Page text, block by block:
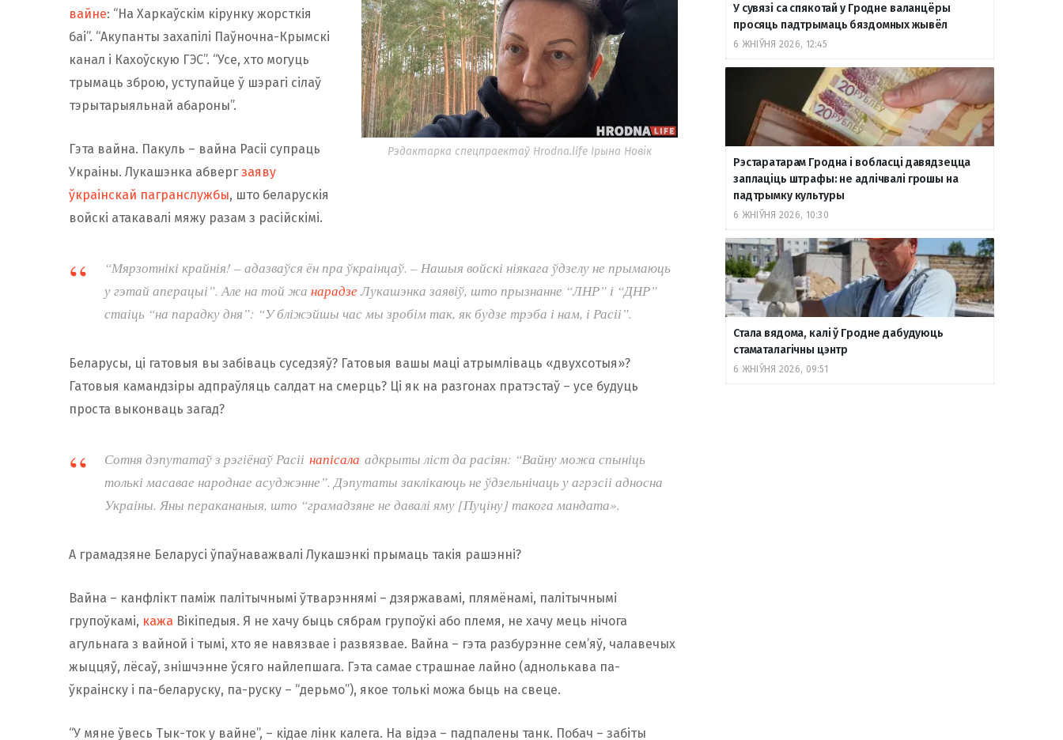
Рэдактарка спецпраектаў Hrodna.life Ірына Новік
вайне: “На Харкаўскім кірунку жорсткія
баі”. “Акупанты захапілі Паўночна-Крымскі
канал і Кахоўскую ГЭС”. “Усе, хто могуць
трымаць зброю, уступайце ў шэрагі сілаў
тэрытарыяльнай абароны”.
Гэта вайна. Пакуль – вайна Расіі супраць
Украіны. Лукашэнка абвергзаяву
ўкраінскай пагранслужбы, што беларускія
войскі атакавалі мяжу разам з расійскімі.
“Мярзотнікі крайнія! – адазваўся ён пра ўкраінцаў. – Нашыя войскі ніякага ўдзелу не прымаюць
у гэтай аперацыі”. Але на той жа нарадзеЛукашэнка заявіў, што прызнанне “ЛНР” і “ДНР”
стаіць “на парадку дня”: “У бліжэйшы час мы зробім так, як будзе трэба і нам, і Расіі”.
Беларусы, ці гатовыя вы забіваць суседзяў? Гатовыя вашы маці атрымліваць «двухсотыя»?
Гатовыя камандзіры адпраўляць салдат на смерць? Ці як на разгонах пратэстаў – усе будуць
проста выконваць загад?
Сотня дэпутатаў з рэгіёнаў Расіі напісала адкрыты ліст да расіян: “Вайну можа спыніць
толькі масавае народнае асуджэнне”. Дэпутаты заклікаюць не ўдзельнічаць у агрэсіі адносна
Украіны. Яны перакананыя, што “грамадзяне не давалі яму [Пуціну] такога мандата».
А грамадзяне Беларусі ўпаўнаважвалі Лукашэнкі прымаць такія рашэнні?
Вайна – канфлікт паміж палітычнымі ўтварэннямі – дзяржавамі, плямёнамі, палітычнымі
групоўкамі, кажа Вікіпедыя. Я не хачу быць сябрам групоўкі або племя, не хачу мець нічога
агульнага з вайной і тымі, хто яе навязвае і развязвае. Вайна – гэта разбурэнне сем’яў, чалавечых
жыццяў, лёсаў, знішчэнне ўсяго найлепшага. Гэта самае страшнае лайно (аднолькава па-
ўкраінску і па-беларуску, па-руску – “дерьмо”), якое толькі можа быць на свеце.
“У мяне ўвесь Тык-ток у вайне”, – кідае лінк калега. На відэа – падпалены танк. Побач – забіты
У сувязі са спякотай у Гродне валанцёры
просяць падтрымаць бяздомных жывёл
6 ЖНІЎНЯ 2026, 12:45
Рэстаратарам Гродна і вобласці давядзецца
заплаціць штрафы: не адлічвалі грошы на
падтрымку культуры
6 ЖНІЎНЯ 2026, 10:30
Стала вядома, калі ў Гродне дабудуюць
стаматалагічны цэнтр
6 ЖНІЎНЯ 2026, 09:51